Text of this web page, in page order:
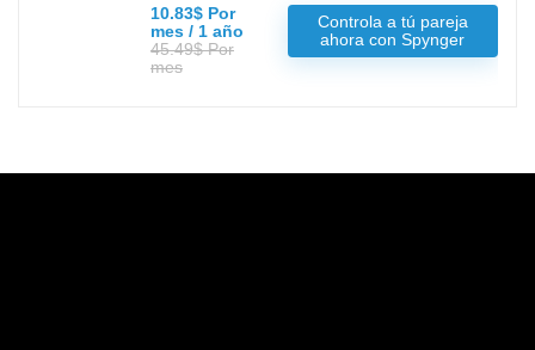
10.83$ Por
mes / 1 año
45.49$ Por
mes
Controla a tú pareja
ahora con Spynger